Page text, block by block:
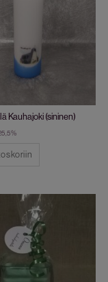
Kauhajoki (sininen)